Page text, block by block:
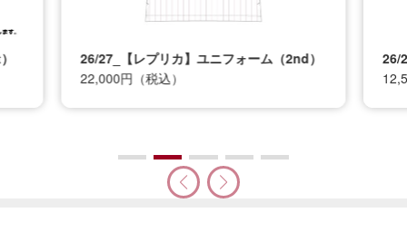
26/27_【レプリカ】ユニフォーム（2nd）
22,000円（税込）
26/